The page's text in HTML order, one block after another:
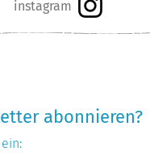
abonnieren?
ein: